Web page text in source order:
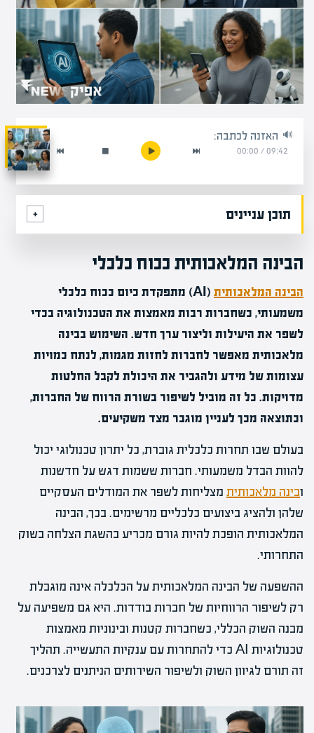
האזנה לכתבה:
09:42
/
00:00
תוכן עניינים
הבינה המלאכותית ככוח כלכלי
הבינה המלאכותית
(AI) מתפקדת כיום ככוח כלכלי
משמעותי, כשחברות רבות מאמצות את הטכנולוגיה בכדי
לשפר את היעילות וליצור ערך חדש. השימוש בבינה
מלאכותית מאפשר לחברות לחזות מגמות, לנתח כמויות
עצומות של מידע ולהגביר את היכולת לקבל החלטות
מדויקות. כל זה מוביל לשיפור בשורת הרווח של החברות,
וכתוצאה מכך לעניין מוגבר מצד משקיעים.
בעולם שבו תחרות כלכלית גוברת, כל יתרון טכנולוגי יכול
להוות הבדל משמעותי. חברות ששמות דגש על חדשנות
ובינה מלאכותית מצליחות לשפר את המודלים העסקיים
שלהן ולהציג ביצועים כלכליים מרשימים. בכך, הבינה
המלאכותית הופכת להיות גורם מכריע בהשגת הצלחה בשוק
התחרותי.
ההשפעה של הבינה המלאכותית על הכלכלה אינה מוגבלת
רק לשיפור הרווחיות של חברות בודדות. היא גם משפיעה על
מבנה השוק הכללי, כשחברות קטנות ובינוניות מאמצות
טכנולוגיות AI כדי להתחרות עם ענקיות התעשייה. תהליך
זה תורם לגיוון השוק ולשיפור השירותים הניתנים לצרכנים.